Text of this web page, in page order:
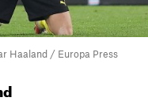
Haaland / Europa Press